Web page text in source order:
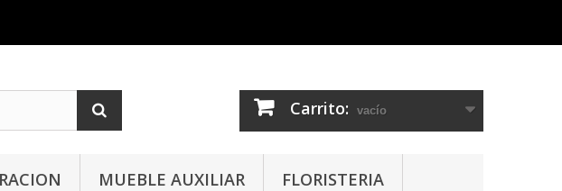
Carrito: vacío
MUEBLE AUXILIAR FLORISTERIA